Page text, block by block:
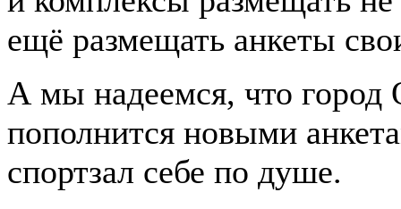
ещё размещать анкеты
А мы надеемся, что
пополнится новыми
спортзал себе по душе.